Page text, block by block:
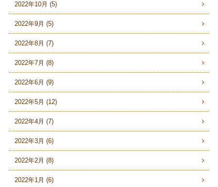
2022年10月 (5)
2022年9月 (5)
2022年8月 (7)
2022年7月 (8)
2022年6月 (9)
2022年5月 (12)
2022年4月 (7)
2022年3月 (6)
2022年2月 (8)
2022年1月 (6)